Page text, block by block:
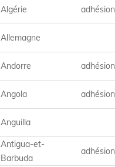
Algérie adhésion
Allemagne
Andorre adhésion
Angola adhésion
Anguilla
Antigua-et-
Barbuda
adhésion